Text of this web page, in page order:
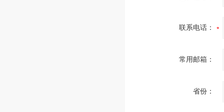
联系电话：
常用邮箱：
省份：